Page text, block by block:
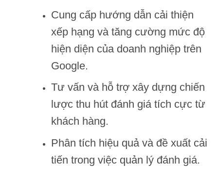
Cung cấp hướng dẫn cải thiện
xếp hạng và tăng cường mức độ
hiện diện của doanh nghiệp trên
Google.
Tư vấn và hỗ trợ xây dựng chiến
lược thu hút đánh giá tích cực từ
khách hàng.
Phân tích hiệu quả và đề xuất cải
tiến trong việc quản lý đánh giá.